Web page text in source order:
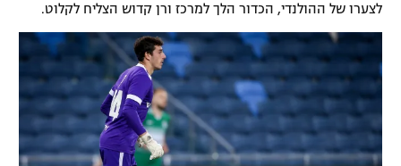
לצערו של ההולנדי, הכדור הלך למרכז ורן קדוש הצליח לקלוט.